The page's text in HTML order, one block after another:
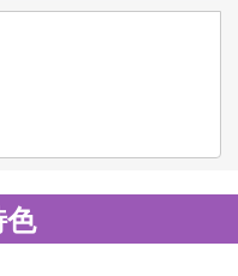
色